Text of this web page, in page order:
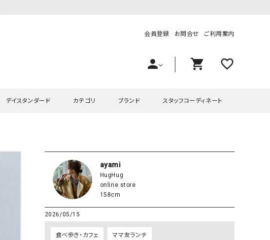
会員登録 お問合せ ご利用案内
person shopping_cart favorite_outline
デイスタンダード
チュニック
カテゴリ
ワンピース・チュニック
サロペット・オーバーオール
スカート
ブランド
ラッピンナイン/アンジェリコルーチェ
hagumu（ハグム）
her.（ハードット）
and quarter（アンドクウォーター） HUMS（ハムズ）
スタッフコーディネート
ayami
HugHug
online store
158cm
2026/05/15
食べ歩き・カフェ ママ友ランチ